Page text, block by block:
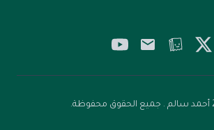
Twitter/X
Tellonym
Email
YouTube